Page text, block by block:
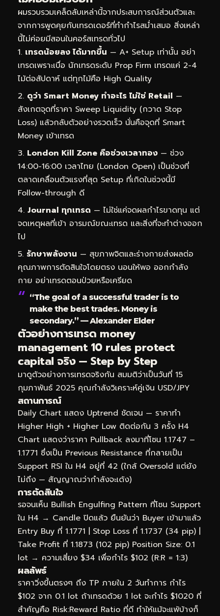
ผมรวบรวมเคล็ดลับเหล่านี้จากประสบการณ์ส่วนตัวและ
จากการพูดคุยกับเทรดเดอร์ที่ทำกำไรสม่ำเสมอ สิ่งเหล่า
นี้ไม่ค่อยมีสอนในคอร์สเทรดทั่วไป
เทรดน้อยลง ได้มากขึ้น — A+ Setup เท่านั้น อย่า
เทรดเพราะเบื่อ นักเทรดระดับ Prop Firm เทรดแค่ 2-4
ไม้ต่อสัปดาห์ แต่ทุกไม้คือ High Quality
ดูว่า Smart Money ทำอะไร ไม่ใช่ Retail —
สังเกตจุดที่ราคา Sweep Liquidity (กวาด Stop
Loss) แล้วกลับตัวอย่างรวดเร็ว นั่นคือจุดที่ Smart
Money เข้าเทรด
London Kill Zone คือช่วงเวลาทอง — ช่วง
14:00-16:00 เวลาไทย (London Open) เป็นช่วงที่
ตลาดเคลื่อนตัวแรงที่สุด Setup ที่เกิดในช่วงนี้มี
Follow-through ดี
Journal ทุกเทรด — ไม่ใช่แค่จดผลกำไรขาดทุน แต่
จดเหตุผลที่เข้า อารมณ์ขณะเทรด และสิ่งที่จะทำต่างออก
ไป
รักษาพลังงาน — สุขภาพจิตและร่างกายส่งผลต่อ
คุณภาพการตัดสินใจโดยตรง นอนให้พอ ออกกำลัง
กาย อย่าเทรดตอนป่วยหรือเครียด
“The goal of a successful trader is to
make the best trades. Money is
secondary.” — Alexander Elder
ตัวอย่างการเทรด money
management 10 rules protect
capital จริง — Step by Step
มาดูตัวอย่างการเทรดจริงกัน สมมติว่าเป็นวันที่ 15
กุมภาพันธ์ 2025 คุณกำลังวิเคราะห์คู่เงิน USD/JPY
สถานการณ์
Daily Chart แสดง Uptrend ชัดเจน — ราคาทำ
Higher High + Higher Low ติดต่อกัน 3 ครั้ง H4
Chart แสดงว่าราคา Pullback ลงมาที่โซน 1.1747 –
1.1771 ซึ่งเป็น Previous Resistance ที่กลายเป็น
Support RSI ใน H4 อยู่ที่ 42 (ใกล้ Oversold แต่ยัง
ไม่ถึง — สัญญาณว่ากำลังจะเด้ง)
การตัดสินใจ
รอจนเห็น Bullish Engulfing Pattern ที่โซน Support
ใน H4 → Candle ปิดแล้ว ยืนยันว่า Buyer เข้ามาแล้ว
Entry Buy ที่ 1.1771 | Stop Loss ที่ 1.1737 (34 pip) |
Take Profit ที่ 1.1873 (102 pip) Position Size: 0.1
lot → ความเสี่ยง $34 เพื่อกำไร $102 (R:R = 1:3)
ผลลัพธ์
ราคาวิ่งขึ้นตรงๆ ถึง TP ภายใน 2 วันทำการ กำไร
$102 จาก 0.1 lot ถ้าเทรดด้วย 1 lot จะกำไร $1020 ที่
สำคัญคือ Risk:Reward Ratio ที่ดี ทำให้แม้จะแพ้บ้างก็